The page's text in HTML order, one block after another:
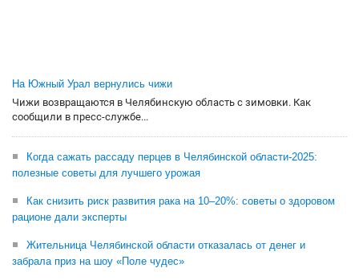
На Южный Урал вернулись чижи
Чижи возвращаются в Челябинскую область с зимовки. Как
сообщили в пресс-службе...
Когда сажать рассаду перцев в Челябинской области-2025:
полезные советы для лучшего урожая
Как снизить риск развития рака на 10–20%: советы о здоровом
рационе дали эксперты
Жительница Челябинской области отказалась от денег и
забрала приз на шоу «Поле чудес»